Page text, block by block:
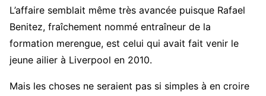
L’affaire semblait même très avancée puisque Rafael
Benitez, fraîchement nommé entraîneur de la
formation merengue, est celui qui avait fait venir le
jeune ailier à Liverpool en 2010.
Mais les choses ne seraient pas si simples à en croire